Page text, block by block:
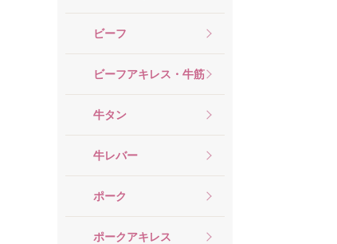
ビーフ
ビーフアキレス・牛筋
牛タン
牛レバー
ポーク
ポークアキレス